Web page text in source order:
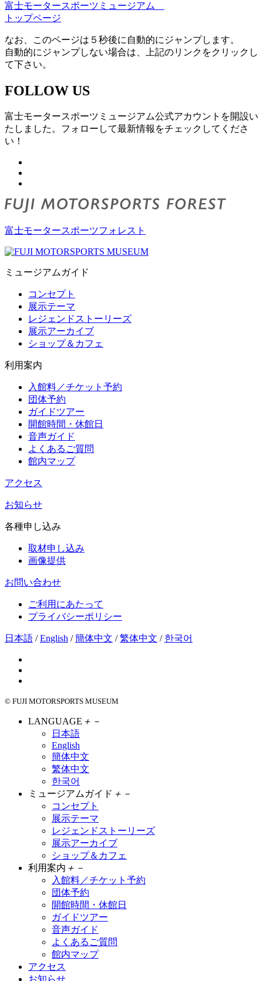
富士モータースポーツミュージアム
トップページ
なお、このページは５秒後に自動的にジャンプします。
自動的にジャンプしない場合は、上記のリンクをクリックし
て下さい。
FOLLOW US
富士モータースポーツミュージアム公式アカウントを開設い
たしました。フォローして最新情報をチェックしてくださ
い！
富士モータースポーツフォレスト
ミュージアムガイド
コンセプト
展示テーマ
レジェンドストーリーズ
展示アーカイブ
ショップ＆カフェ
利用案内
入館料／チケット予約
団体予約
ガイドツアー
開館時間・休館日
音声ガイド
よくあるご質問
館内マップ
アクセス
お知らせ
各種申し込み
取材申し込み
画像提供
お問い合わせ
ご利用にあたって
プライバシーポリシー
日本語 /English /簡体中文 /繁体中文 / 한국어
© FUJI MOTORSPORTS MUSEUM
LANGUAGE ＋ －
日本語
English
簡体中文
繁体中文
한국어
ミュージアムガイド ＋ －
コンセプト
展示テーマ
レジェンドストーリーズ
展示アーカイブ
ショップ＆カフェ
利用案内 ＋ －
入館料／チケット予約
団体予約
開館時間・休館日
ガイドツアー
音声ガイド
よくあるご質問
館内マップ
アクセス